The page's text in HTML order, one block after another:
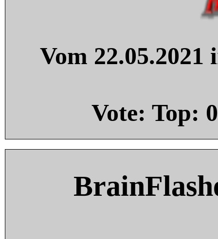
Vom
Vote: Top: 0